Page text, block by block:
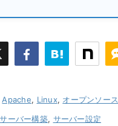
Apache, Linux, オープンソース
サーバー構築, サーバー設定